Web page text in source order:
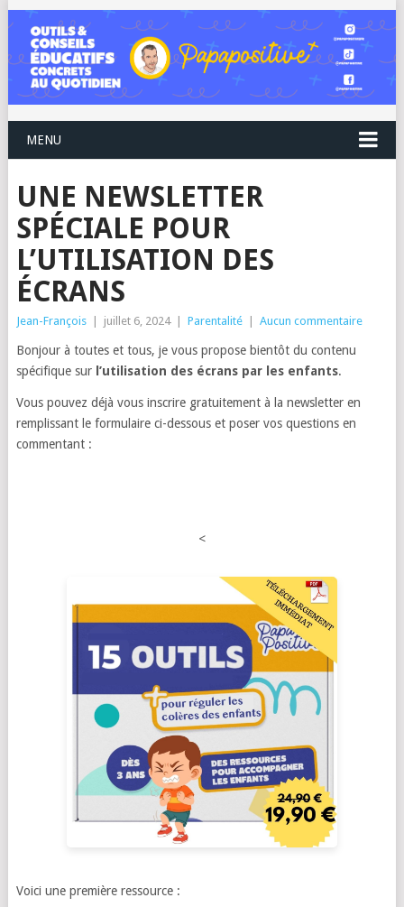
MENU
UNE NEWSLETTER
SPÉCIALE POUR
L’UTILISATION DES
ÉCRANS
Jean-François juillet 6, 2024 Parentalité Aucun commentaire
Bonjour à toutes et tous, je vous propose bientôt du contenu
spécifique sur l’utilisation des écrans par les enfants.
Vous pouvez déjà vous inscrire gratuitement à la newsletter en
remplissant le formulaire ci-dessous et poser vos questions en
commentant :
<
Voici une première ressource :